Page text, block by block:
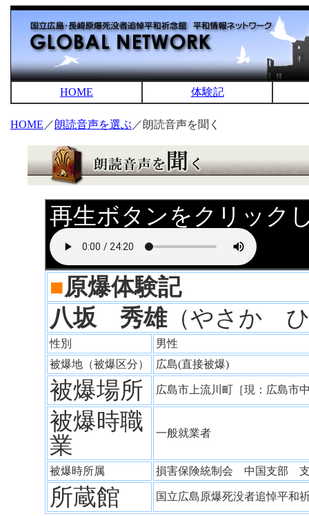
HOME 体験記
HOME ／朗読音声を選ぶ ／朗読音声を聞く
再生ボタンをクリック
■原爆体験記
八坂 秀雄（やさか
性別
男性
被爆地（被爆区分）
広島(直接被爆)
被爆場所 広島市上流川町［現：広島
被爆時職
業
一般就業者
被爆時所属 損害保険統制会 中国支部
所蔵館 国立広島原爆死没者追悼平